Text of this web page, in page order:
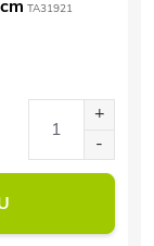
TA31921